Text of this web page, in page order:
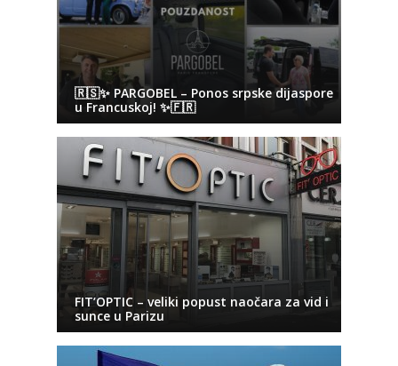
🇷🇸✨ PARGOBEL – Ponos srpske dijaspore
u Francuskoj! ✨🇫🇷
FIT’OPTIC – veliki popust naočara za vid i
sunce u Parizu